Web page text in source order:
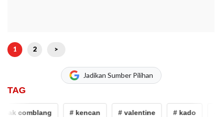
1 2 >
Jadikan Sumber Pilihan
TAG
comblang # kencan # valentine # kado